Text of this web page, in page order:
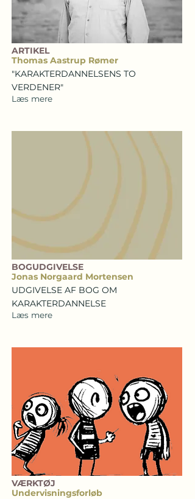
ARTIKEL
Thomas Aastrup Rømer
"KARAKTERDANNELSENS TO
VERDENER"
Læs mere
BOGUDGIVELSE
Jonas Norgaard Mortensen
UDGIVELSE AF BOG OM
KARAKTERDANNELSE
Læs mere
VÆRKTØJ
Undervisningsforløb